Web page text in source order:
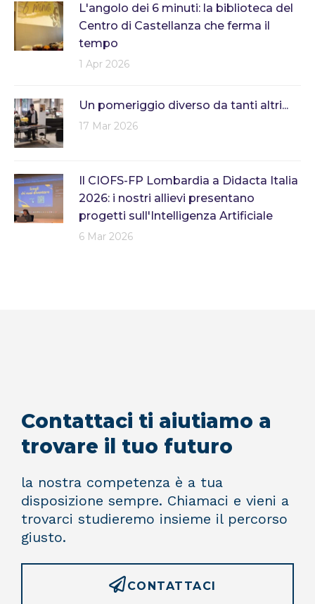
L'angolo dei 6 minuti: la biblioteca del
Centro di Castellanza che ferma il
tempo
1 Apr 2026
Un pomeriggio diverso da tanti altri...
17 Mar 2026
Il CIOFS-FP Lombardia a Didacta Italia
2026: i nostri allievi presentano
progetti sull'Intelligenza Artificiale
6 Mar 2026
Contattaci ti aiutiamo a
trovare il tuo futuro
la nostra competenza è a tua
disposizione sempre. Chiamaci e vieni a
trovarci studieremo insieme il percorso
giusto.
CONTATTACI